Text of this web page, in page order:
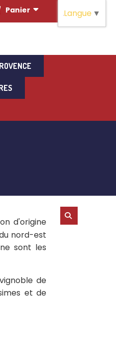
Panier
d'origine
nord-est
sont les
de
et de
Langue ▼